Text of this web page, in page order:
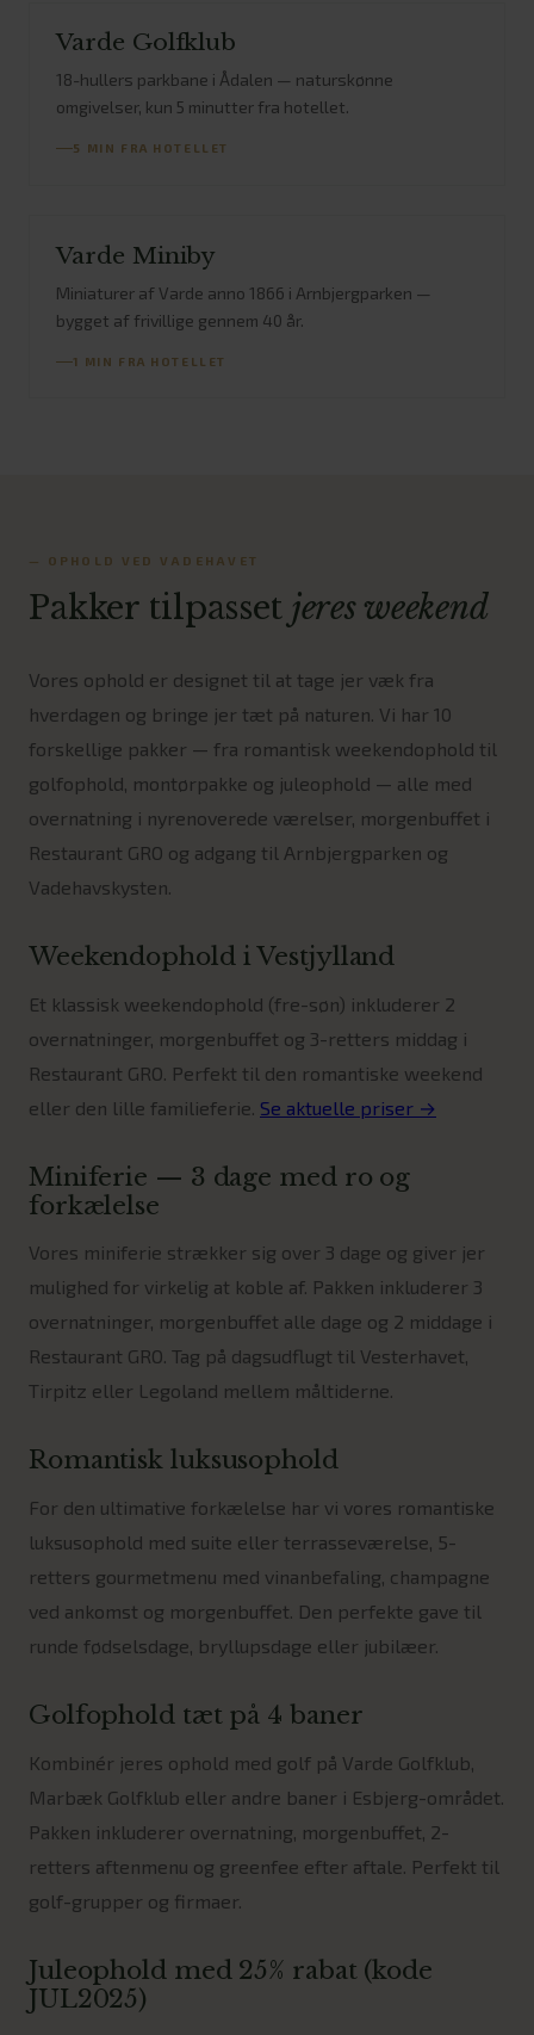
Varde
Golfklub
Varde Golfklub
18-hullers parkbane i Ådalen — naturskønne
omgivelser, kun 5 minutter fra hotellet.
5 MIN FRA HOTELLET
Varde
Miniby
Varde Miniby
Miniaturer af Varde anno 1866 i Arnbjergparken —
bygget af frivillige gennem 40 år.
1 MIN FRA HOTELLET
— OPHOLD VED VADEHAVET
Pakker tilpasset jeres weekend
Vores ophold er designet til at tage jer væk fra
hverdagen og bringe jer tæt på naturen. Vi har 10
forskellige pakker — fra romantisk weekendophold til
golfophold, montørpakke og juleophold — alle med
overnatning i nyrenoverede værelser, morgenbuffet i
Restaurant GRO og adgang til Arnbjergparken og
Vadehavskysten.
Weekendophold i Vestjylland
Et klassisk weekendophold (fre-søn) inkluderer 2
overnatninger, morgenbuffet og 3-retters middag i
Restaurant GRO. Perfekt til den romantiske weekend
eller den lille familieferie. Se aktuelle priser →
Miniferie — 3 dage med ro og
forkælelse
Vores miniferie strækker sig over 3 dage og giver jer
mulighed for virkelig at koble af. Pakken inkluderer 3
overnatninger, morgenbuffet alle dage og 2 middage i
Restaurant GRO. Tag på dagsudflugt til Vesterhavet,
Tirpitz eller Legoland mellem måltiderne.
Romantisk luksusophold
For den ultimative forkælelse har vi vores romantiske
luksusophold med suite eller terrasseværelse, 5-
retters gourmetmenu med vinanbefaling, champagne
ved ankomst og morgenbuffet. Den perfekte gave til
runde fødselsdage, bryllupsdage eller jubilæer.
Golfophold tæt på 4 baner
Kombinér jeres ophold med golf på Varde Golfklub,
Marbæk Golfklub eller andre baner i Esbjerg-området.
Pakken inkluderer overnatning, morgenbuffet, 2-
retters aftenmenu og greenfee efter aftale. Perfekt til
golf-grupper og firmaer.
Juleophold med 25% rabat (kode
JUL2025)